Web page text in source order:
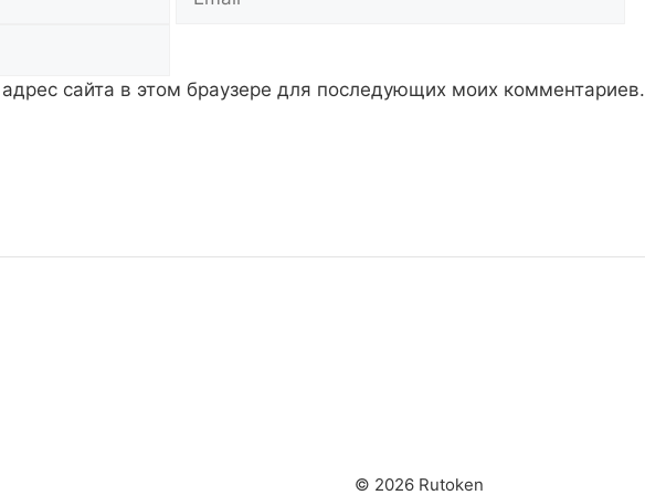
сайта в этом браузере для последующих моих комментариев.
© 2026 Rutoken